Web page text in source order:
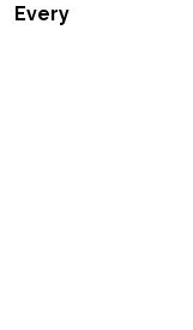
Every